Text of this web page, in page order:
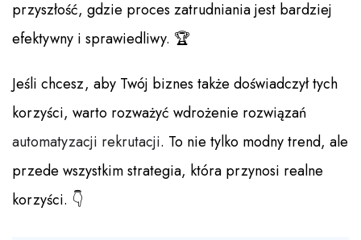
przyszłość, gdzie proces zatrudniania jest bardziej
efektywny i sprawiedliwy. 🏆
Jeśli chcesz, aby Twój biznes także doświadczył tych
korzyści, warto rozważyć wdrożenie rozwiązań
automatyzacji rekrutacji. To nie tylko modny trend, ale
przede wszystkim strategia, która przynosi realne
korzyści. 👇